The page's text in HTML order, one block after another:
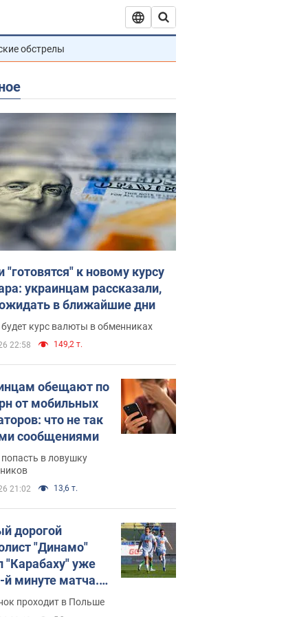
обстрелы
"готовятся" к новому курсу
украинцам рассказали,
в ближайшие дни
курс валюты в обменниках
22:58 149,2 т.
обещают по
от мобильных
что не так
сообщениями
попасть в ловушку
21:02 13,6 т.
дорогой
"Динамо"
"Карабаху" уже
й минуте матча.
проходит в Польше